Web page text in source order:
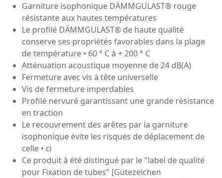
Garniture isophonique DÄMMGULAST® rouge
résistante aux hautes températures
Le profilé DÄMMGULAST® de haute qualité
conserve ses propriétés favorables dans la plage
de température • 60 ° C à + 200 ° C
Atténuation acoustique moyenne de 24 dB(A)
Fermeture avec vis à tête universelle
Vis de fermeture imperdables
Profilé nervuré garantissant une grande résistance
en traction
Le recouvrement des arêtes par la garniture
isophonique évite les risques de déplacement de
celle • ci
Ce produit à été distingué par le "label de qualité
pour Fixation de tubes" [Gütezeichen